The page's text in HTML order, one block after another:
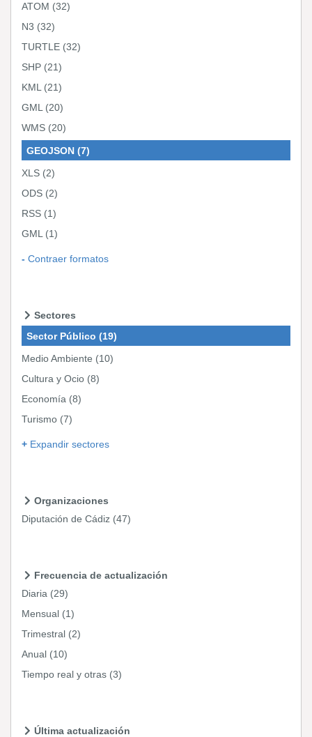
ATOM (32)
N3 (32)
TURTLE (32)
SHP (21)
KML (21)
GML (20)
WMS (20)
GEOJSON (7)
XLS (2)
ODS (2)
RSS (1)
GML (1)
Contraer formatos
Sectores
Sector Público (19)
Medio Ambiente (10)
Cultura y Ocio (8)
Economía (8)
Turismo (7)
Expandir sectores
Organizaciones
Diputación de Cádiz (47)
Frecuencia de actualización
Diaria (29)
Mensual (1)
Trimestral (2)
Anual (10)
Tiempo real y otras (3)
Última actualización